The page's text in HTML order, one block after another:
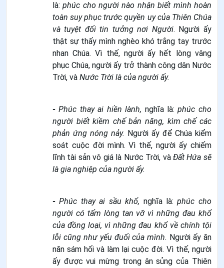
là:phúc cho người nào nhận biết mình hoàn
toàn suy phục trước quyền uy của Thiên Chúa
và tuyệt đối tin tưởng nơi Người. Người ấy
thật sự thấy mình nghèo khó trắng tay trước
nhan Chúa. Vì thế, người ấy hết lòng vâng
phục Chúa, người ấy trở thành công dân Nước
Trời, và Nước Trời là của người ấy.
- Phúc thay ai hiền lành, nghĩa là:phúc cho
người biết kiềm chế bản năng, kìm chế các
phản ứng nóng nảy. Người ấy để Chúa kiểm
soát cuộc đời mình. Vì thế, người ấy chiếm
lĩnh tài sản vô giá là Nước Trời, và Đất Hứa sẽ
là gia nghiệp của người ấy.
- Phúc thay ai sầu khổ, nghĩa là:phúc cho
người có tấm lòng tan vỡ vì những đau khổ
của đồng loại, vì những đau khổ về chính tội
lỗi cũng như yếu đuối của mình. Người ấy ăn
năn sám hối và làm lại cuộc đời. Vì thế, người
ấy được vui mừng trong ân sủng của Thiên